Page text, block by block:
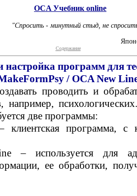
OCA Учебник online
"Спросить - минутный стыд, не
Содержание
настройка программ для
/ OCA New
проводить и
например,
две программы:
программа, с
используется для
ее обработки,